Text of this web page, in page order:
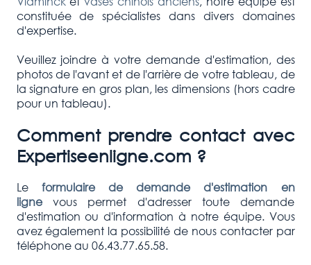
constituée de spécialistes dans divers domaines
d'expertise.
Veuillez joindre à votre demande d'estimation, des
photos de l'avant et de l'arrière de votre tableau, de
la signature en gros plan, les dimensions (hors cadre
pour un tableau).
Comment prendre contact avec
Expertiseenligne.com ?
Le formulaire de demande d'estimation en
lignevous permet d'adresser toute demande
d'estimation ou d'information à notre équipe. Vous
avez également la possibilité de nous contacter par
téléphone au 06.43.77.65.58.